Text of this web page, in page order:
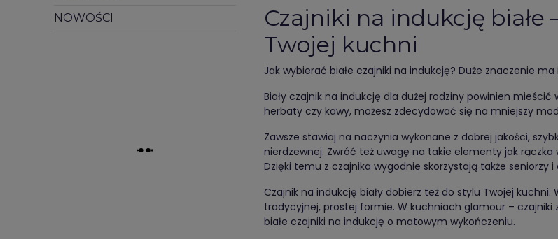
NOWOŚCI
Czajniki na indukcję białe
Twojej kuchni
Jak wybierać białe czajniki na indukcję? Duże znaczenie
Biały czajnik na indukcję dla dużej rodziny powinien mieścić
herbaty czy kawy, możesz zdecydować się na mniejszy
Zawsze stawiaj na naczynia wykonane z dobrej jakości,
nierdzewnej. Zwróć też uwagę na takie elementy jak
Dzięki temu z czajnika wygodnie skorzystają także seniorzy i
Czajnik na indukcję biały dobierz też do stylu Twojej
tradycyjnej, prostej formie. W kuchniach glamour – czajniki
białe czajniki na indukcję o matowym wykończeniu.